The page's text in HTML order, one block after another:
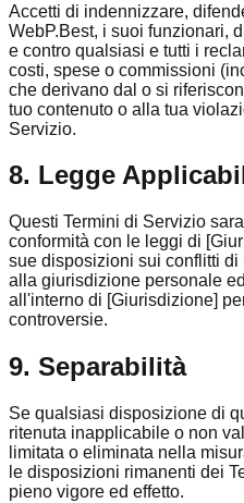
Accetti di indennizzare,
WebP.Best, i suoi funzionari,
e contro qualsiasi e tutti i
costi, spese o commissioni
che derivano dal o si
tuo contenuto o alla tua
Servizio.
8. Legge
Questi Termini di Servizio
conformità con le leggi di
sue disposizioni sui conflitti di
alla giurisdizione personale
all'interno di [Giurisdizione]
controversie.
9. Separabilità
Se qualsiasi disposizione di
ritenuta inapplicabile o non
limitata o eliminata nella
le disposizioni rimanenti dei
pieno vigore ed effetto.